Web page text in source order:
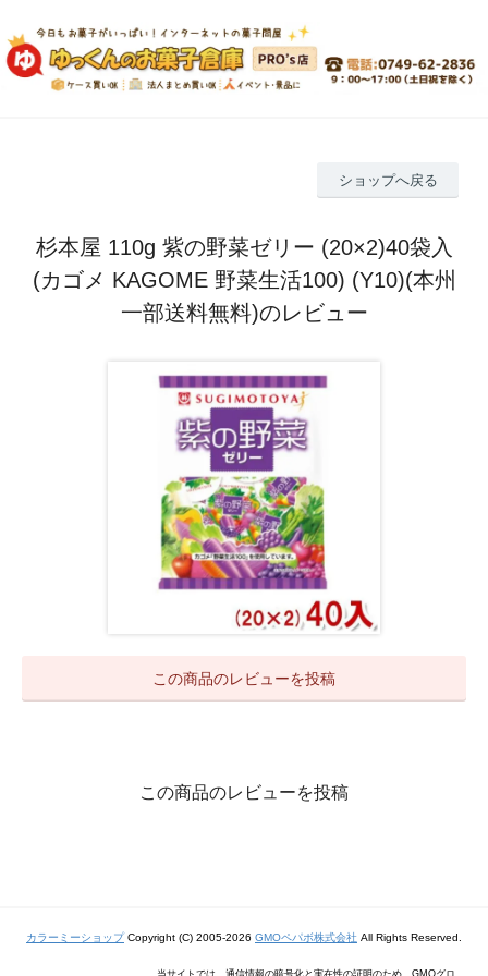
ショップへ戻る
杉本屋 110g 紫の野菜ゼリー (20×2)40袋入
(カゴメ KAGOME 野菜生活100) (Y10)(本州
一部送料無料)のレビュー
この商品のレビューを投稿
この商品のレビューを投稿
カラーミーショップCopyright (C) 2005-2026 GMOペパボ株式会社 All Rights Reserved.
当サイトでは、通信情報の暗号化と実在性の証明のため、GMOグロ